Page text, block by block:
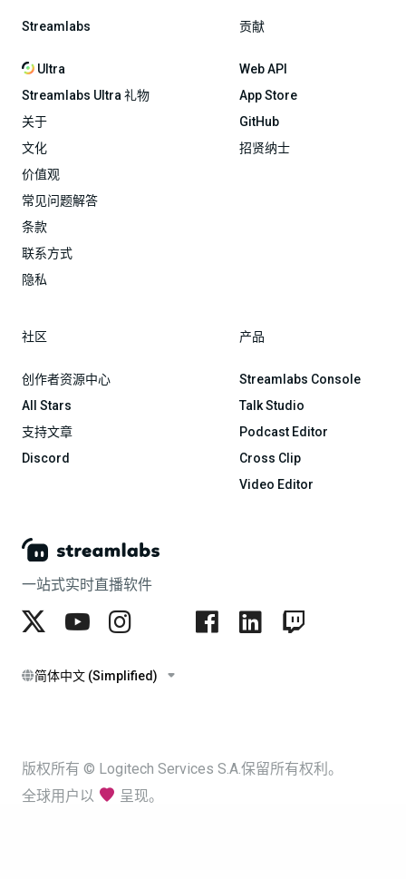
一站式实时直播软件
简体中文 (Simplified)
Streamlabs
Ultra
Streamlabs Ultra 礼物
关于
文化
价值观
常见问题解答
条款
联系方式
隐私
贡献
Web API
App Store
GitHub
招贤纳士
社区
创作者资源中心
All Stars
支持文章
Discord
产品
Streamlabs Console
Talk Studio
Podcast Editor
Cross Clip
Video Editor
版权所有 © Logitech Services S.A.保留所有权利。
全球用户以
呈现。